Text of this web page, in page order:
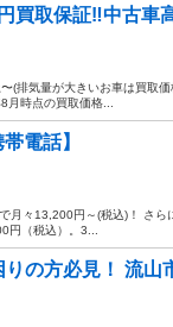
買取保証‼️中古車
(排気量が大きいお車は買取
時点の買取価格...
電話】
々13,200円～(税込)！ さら
円（税込）。3...
の方必見！ 流山